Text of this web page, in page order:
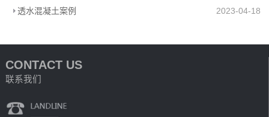
透水混凝土案例
2023-04-18
CONTACT US
联系我们